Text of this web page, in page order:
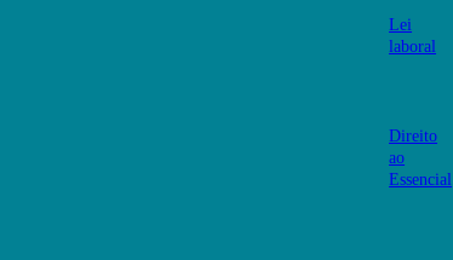
Lei
laboral
Direito
ao
Essencial